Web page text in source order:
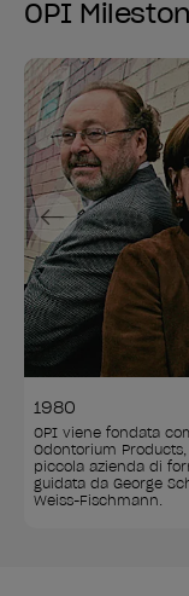
OPI
1980
OPI viene fondata
Odontorium
piccola azienda di
guidata da George
Weiss-Fischmann.
Previous